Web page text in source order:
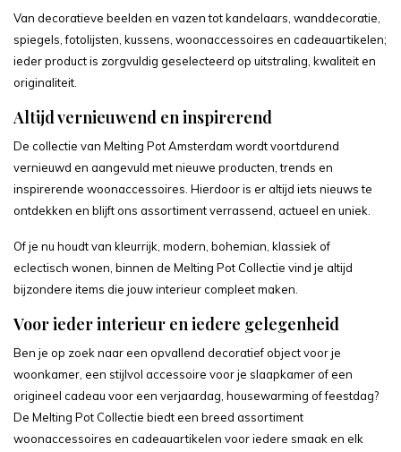
Van decoratieve beelden en vazen tot kandelaars, wanddecoratie,
spiegels, fotolijsten, kussens, woonaccessoires en cadeauartikelen;
ieder product is zorgvuldig geselecteerd op uitstraling, kwaliteit en
originaliteit.
Altijd vernieuwend en inspirerend
De collectie van Melting Pot Amsterdam wordt voortdurend
vernieuwd en aangevuld met nieuwe producten, trends en
inspirerende woonaccessoires. Hierdoor is er altijd iets nieuws te
ontdekken en blijft ons assortiment verrassend, actueel en uniek.
Of je nu houdt van kleurrijk, modern, bohemian, klassiek of
eclectisch wonen, binnen de Melting Pot Collectie vind je altijd
bijzondere items die jouw interieur compleet maken.
Voor ieder interieur en iedere gelegenheid
Ben je op zoek naar een opvallend decoratief object voor je
woonkamer, een stijlvol accessoire voor je slaapkamer of een
origineel cadeau voor een verjaardag, housewarming of feestdag?
De Melting Pot Collectie biedt een breed assortiment
woonaccessoires en cadeauartikelen voor iedere smaak en elk